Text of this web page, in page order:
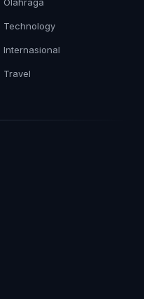
Technology
Internasional
Travel